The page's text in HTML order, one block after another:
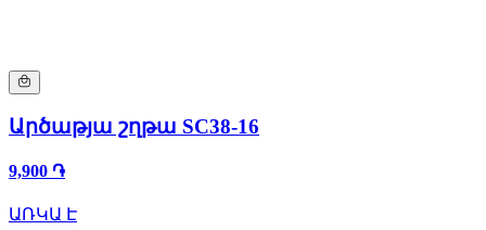
Արծաթյա շղթա SC38-16
9,900 ֏
ԱՌԿԱ Է